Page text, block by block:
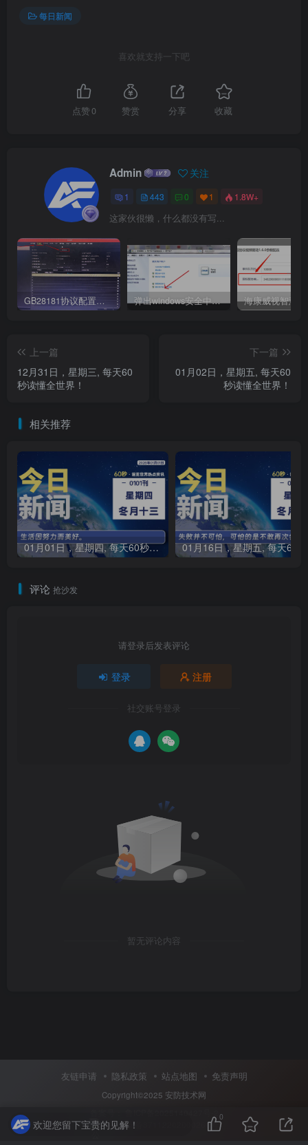
每日新闻
喜欢就支持一下吧
点赞0 赞赏 分享 收藏
Admin 关注
1 443 0 1 1.8W+
这家伙很懒，什么都没有写...
GB28181协议配置及常见问题（海康为例） 弹出windows安全中心登录密码怎么办
上一篇
12月31日，星期三, 每天60
秒读懂全世界！
下一篇
01月02日，星期五, 每天60
秒读懂全世界！
相关推荐
01月01日，星期四, 每天60秒读懂全世界！
评论 抢沙发
请登录后发表评论
登录 注册
社交账号登录
暂无评论内容
友链申请 隐私政策 站点地图 免责声明
Copyright©2025 安防技术网
鲁公网安备37112202000266号
欢迎您留下宝贵的见解！
0